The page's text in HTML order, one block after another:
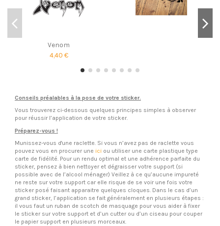
Venom
4,40 €
Conseils préalables à la pose de votre sticker.
Vous trouverez ci-dessous quelques principes simples à observer
pour réussir l’application de votre sticker.
Préparez-vous !
Munissez-vous d'une raclette. Si vous n’avez pas de raclette vous
pouvez vous en procurer une ici ou utiliser une carte plastique type
carte de fidélité. Pour un rendu optimal et une adhérence parfaite du
sticker, pensez à bien nettoyer et dégraisser votre support (si
possible avec de l’alcool ménager) Veillez à ce qu’aucune impureté
ne reste sur votre support car elle risque de se voir une fois votre
sticker posé faisant apparaitre quelques cloques. Dans le cas d’un
grand sticker, l’application se fait généralement en plusieurs étapes :
il vous faut un ruban de scotch de masquage pour vous aider à fixer
le sticker sur votre support et d’un cutter ou d’un ciseau pour couper
le papier support en plusieurs morceaux.